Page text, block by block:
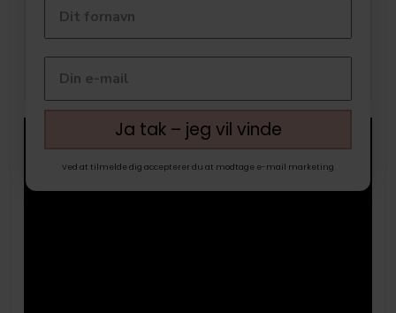
Ja tak – jeg vil vinde
Ved at tilmelde dig accepterer du at modtage e-mail marketing